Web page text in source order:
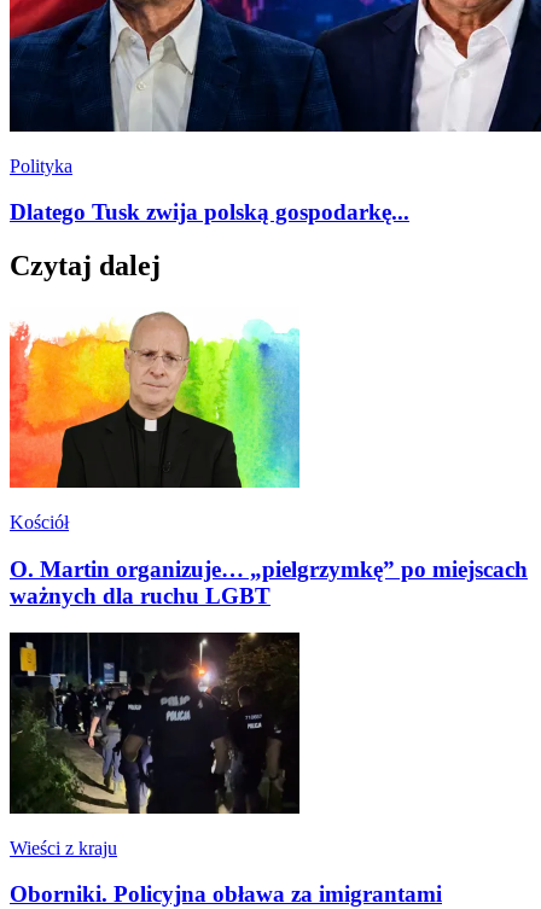
Polityka
Dlatego Tusk zwija polską gospodarkę...
Czytaj dalej
Kościół
O. Martin organizuje… „pielgrzymkę” po miejscach
ważnych dla ruchu LGBT
Wieści z kraju
Oborniki. Policyjna obława za imigrantami